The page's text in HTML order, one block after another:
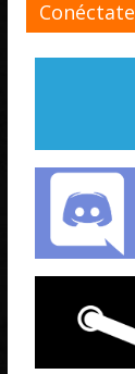
Conéctate